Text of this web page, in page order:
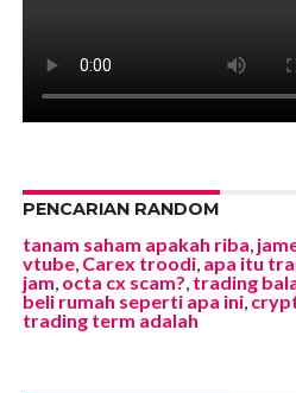
PENCARIAN RANDOM
tanam saham apakah riba,
vtube, Carex troodi, apa itu
jam, octa cx scam?, trading
beli rumah seperti apa ini,
trading term adalah